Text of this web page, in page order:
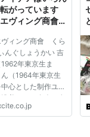
がっています
ヴィング商會イ
ヴィング商會 くら
んぐしょうかい 吉
年東京生ま
（1964年東京生
心とした制作ユニ
浩美さんと友人の女
ットということに